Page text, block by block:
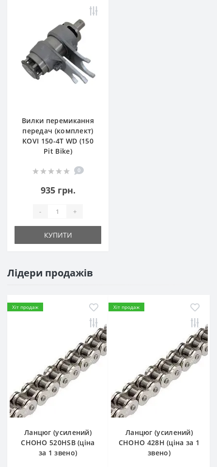
Вилки перемикання
передач (комплект)
KOVI 150-4Т WD (150
Pit Bike)
0
935 грн.
- +
КУПИТИ
Лідери продажів
Хіт продаж
Ланцюг (усилений)
СHOHO 520HSB (ціна
за 1 звено)
Хіт продаж
Ланцюг (усилений)
СHOHO 428H (ціна за 1
звено)